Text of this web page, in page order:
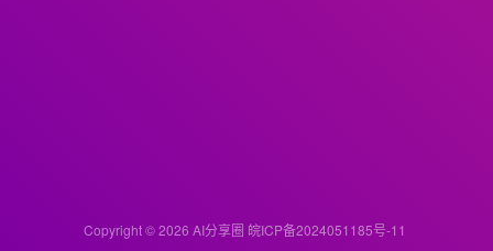
Copyright © 2026 AI分享圈 皖ICP备2024051185号-11